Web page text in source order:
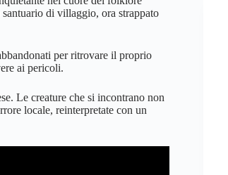
di villaggio, ora strappato
per ritrovare il proprio
ai pericoli.
Le creature che si incontrano non
locale, reinterpretate con un